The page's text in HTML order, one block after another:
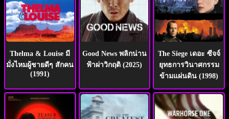
Thelma & Louise มี
มั่งไหมผู้ชายดีๆ สักคน
(1991)
Good News พลิกน่าน
ฟ้าผ่าวิกฤติ (2025)
The Siege เดอะ ซีจจ์
ยุทธการวินาศกรรม
ข้ามแผ่นดิน (1998)